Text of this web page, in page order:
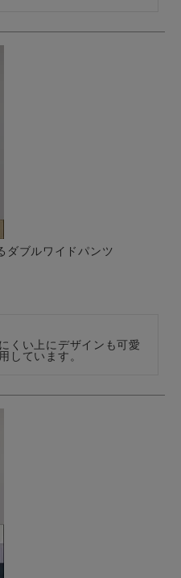
ダブルワイドパンツ
くい上にデザインも可愛
しています。